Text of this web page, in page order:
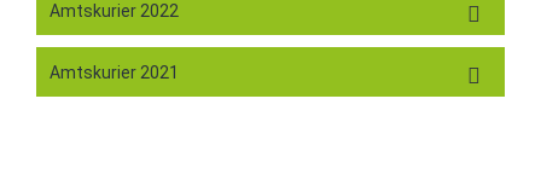
Amtskurier 2022
Amtskurier 2021